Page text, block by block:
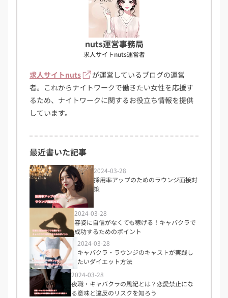
nuts運営事務局
求人サイトnuts運営者
求人サイトnuts
が運営しているブログの運営
者。これからナイトワークで働きたい女性を応援す
るため、ナイトワークに関するお役立ち情報を提供
しています。
最近書いた記事
2024-03-28
採用率アップのためのラウンジ面接対
策
2024-03-28
容姿に自信がなくても稼げる！キャバクラで
成功するためのポイント
2024-03-28
キャバクラ・ラウンジのキャストが実践し
たいダイエット方法
2024-03-28
夜職・キャバクラの風紀とは？恋愛禁止にな
る意味と違反のリスクを知ろう